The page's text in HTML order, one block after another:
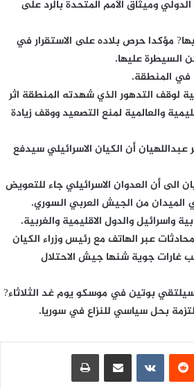
وميثاق الأمم المتحدة بالرد على
مؤكدا حرص بلاده على الاستقرار في
السيطرة عليها.
في المنطقة.
لوقف التدهور الذي شهدته المنطقة اثر
والعالمية لمنع التصعيد ووقف زيادة
أن الكيان الاسرائيلي سيدفع
الى أن العدوان الاسرائيلي جاء للتعويض
الميدان من الجيش العربي السوري.
واسرائيل والدول الاقليمية والغربية.
عبر الهاتف مع رئيس وزراء الكيان
غارات جوية شنها جيش الاحتلال
بوتين في موسكو يوم غد الثلاثاء?
بحل سياسي للنزاع في سوريا.
مشاركة عبر البريد طباعة